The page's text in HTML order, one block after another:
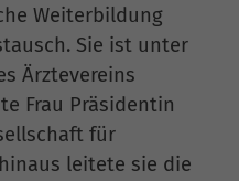
Weiterbildung
Sie ist unter
Ärztevereins
Frau Präsidentin
für
leitete sie die